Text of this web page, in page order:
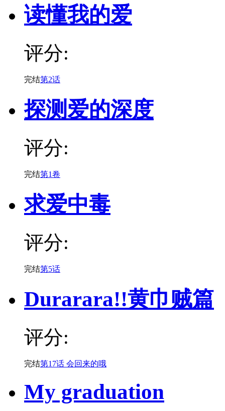
读懂我的爱
评分:
完结第2话
探测爱的深度
评分:
完结第1卷
求爱中毒
评分:
完结第5话
Durarara!!黄巾贼篇
评分:
完结第17话 会回来的哦
My graduation